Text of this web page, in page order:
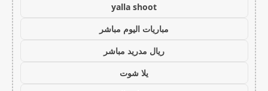
yalla shoot
مباريات اليوم مباشر
ريال مدريد مباشر
يلا شوت